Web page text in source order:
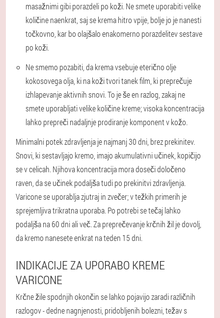
masažnimi gibi porazdeli po koži. Ne smete uporabiti velike
količine naenkrat, saj se krema hitro vpije, bolje jo je nanesti
točkovno, kar bo olajšalo enakomerno porazdelitev sestave
po koži.
Ne smemo pozabiti, da krema vsebuje eterično olje
kokosovega olja, ki na koži tvori tanek film, ki preprečuje
izhlapevanje aktivnih snovi. To je še en razlog, zakaj ne
smete uporabljati velike količine kreme; visoka koncentracija
lahko prepreči nadaljnje prodiranje komponent v kožo.
Minimalni potek zdravljenja je najmanj 30 dni, brez prekinitev.
Snovi, ki sestavljajo kremo, imajo akumulativni učinek, kopičijo
se v celicah. Njihova koncentracija mora doseči določeno
raven, da se učinek podaljša tudi po prekinitvi zdravljenja.
Varicone se uporablja zjutraj in zvečer; v težkih primerih je
sprejemljiva trikratna uporaba. Po potrebi se tečaj lahko
podaljša na 60 dni ali več. Za preprečevanje krčnih žil je dovolj,
da kremo nanesete enkrat na teden 15 dni.
INDIKACIJE ZA UPORABO KREME
VARICONE
Krčne žile spodnjih okončin se lahko pojavijo zaradi različnih
razlogov - dedne nagnjenosti, pridobljenih bolezni, težav s